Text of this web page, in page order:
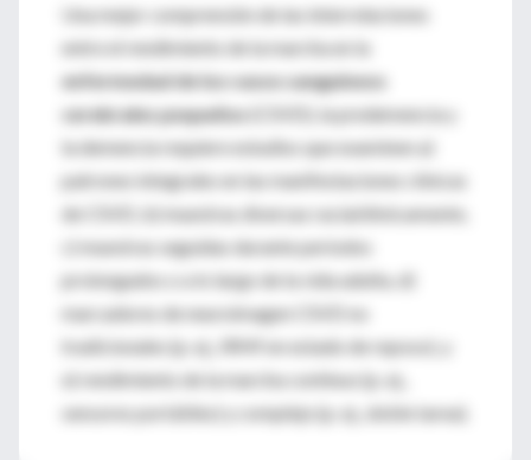
Una mejor comprensión de las interrelaciones
entre el rendimiento de la marcha en la
enfermedad de los vasos sanguíneos
cerebrales pequeños(CSVD), la predemencia y
la demencia requiere estudios que examinen a)
patrones integrales en las manifestaciones clínicas
de CSVD, b) muestras diversas racial/étnicamente,
c) muestras seguidas durante períodos
prolongados o a lo largo de la vida adulta, d)
marcadores de neuroimagen CSVD no
tradicionales (p. ej., IRMf en estado de reposo), y
e) rendimiento de la marcha continuo (p. ej.,
sensores portátiles) y complejo (p. ej., doble tarea).